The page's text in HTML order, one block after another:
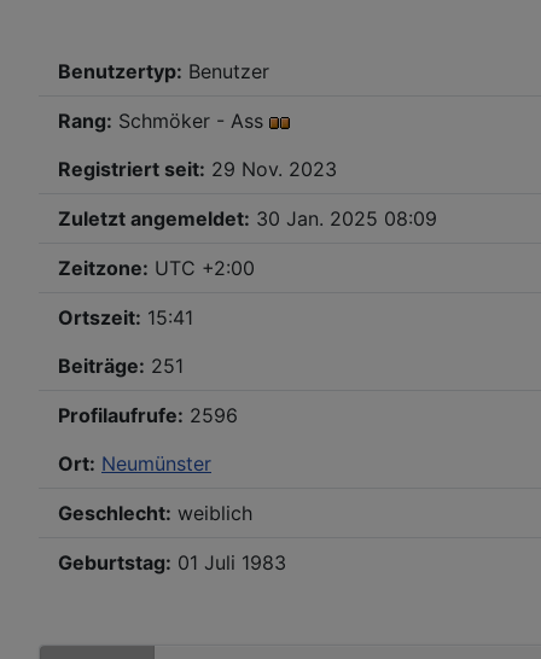
Benutzertyp: Benutzer
Rang: Schmöker - Ass
Registriert seit: 29 Nov. 2023
Zuletzt angemeldet: 30 Jan. 2025 08:09
Zeitzone: UTC +2:00
Ortszeit: 15:41
Beiträge: 251
Profilaufrufe: 2596
Ort: Neumünster
Geschlecht: weiblich
Geburtstag: 01 Juli 1983